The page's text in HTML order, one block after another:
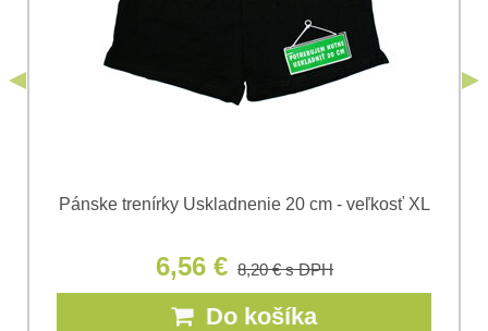
Pánske trenírky Uskladnenie 20 cm - veľkosť XL
6,56 € 8,20 €s DPH
Do košíka